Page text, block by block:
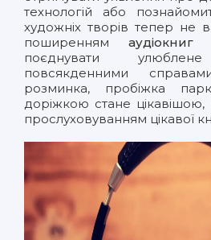
технологій або
художніх творів тепер не
поширенням аудіокниг
поєднувати
повсякденними
розминка, пробіжка
доріжкою стане цікавішою,
прослуховуванням цікавої